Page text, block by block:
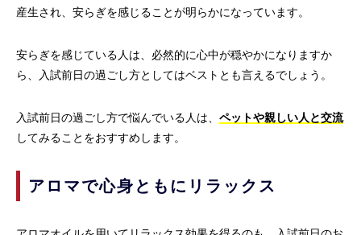
産生され、安らぎを感じることが明らかになっています。
安らぎを感じている人は、必然的に心中が穏やかになりますか
ら、入試前日の過ごし方としてはベストとも言えるでしょう。
入試前日の過ごし方で悩んでいる人は、 ペットや親しい人と交流
してみることをおすすめします。
アロマで心身ともにリラックス